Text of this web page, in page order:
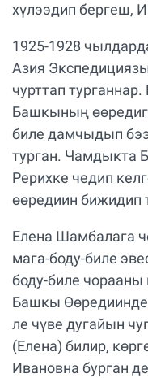
хүлээдип бергеш,
1925-1928
Азия
чурттап
Башкының
биле дамчыдып
турган. Чамдыкта
Рерихке чедип
өөредиин бижидип
Елена Шамбалага
мага-боду-биле
боду-биле чорааны
Башкы
ле чүве дугайын
(Елена) билир,
Ивановна бурган